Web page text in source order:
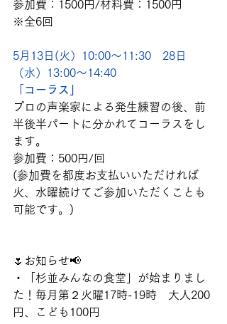
参加費：1500円/材料費：1500円
※全6回
5月13日(火）10:00～11:30　28日
（水）13:00～14:40
コーラス」
プロの声楽家による発生練習の後、前
半後半パートに分かれてコーラスをし
ます。
参加費：500円/回
(参加費を都度お支払いいただければ
火、水曜続けてご参加いただくことも
可能です。)
🌷お知らせ📢
・「杉並みんなの食堂」が始まりまし
た！毎月第２火曜17時-19時　大人200
円、こども100円